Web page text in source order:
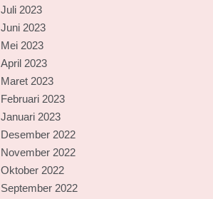
Juli 2023
Juni 2023
Mei 2023
April 2023
Maret 2023
Februari 2023
Januari 2023
Desember 2022
November 2022
Oktober 2022
September 2022